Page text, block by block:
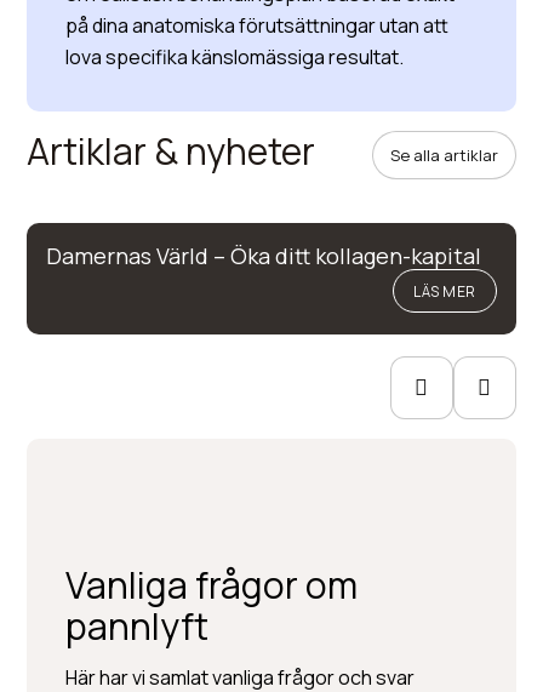
på dina anatomiska förutsättningar utan att
lova specifika känslomässiga resultat.
Artiklar & nyheter Se alla artiklar
Damernas Värld – Öka ditt kollagen-kapital
LÄS MER
Vanliga frågor om
pannlyft
Här har vi samlat vanliga frågor och svar